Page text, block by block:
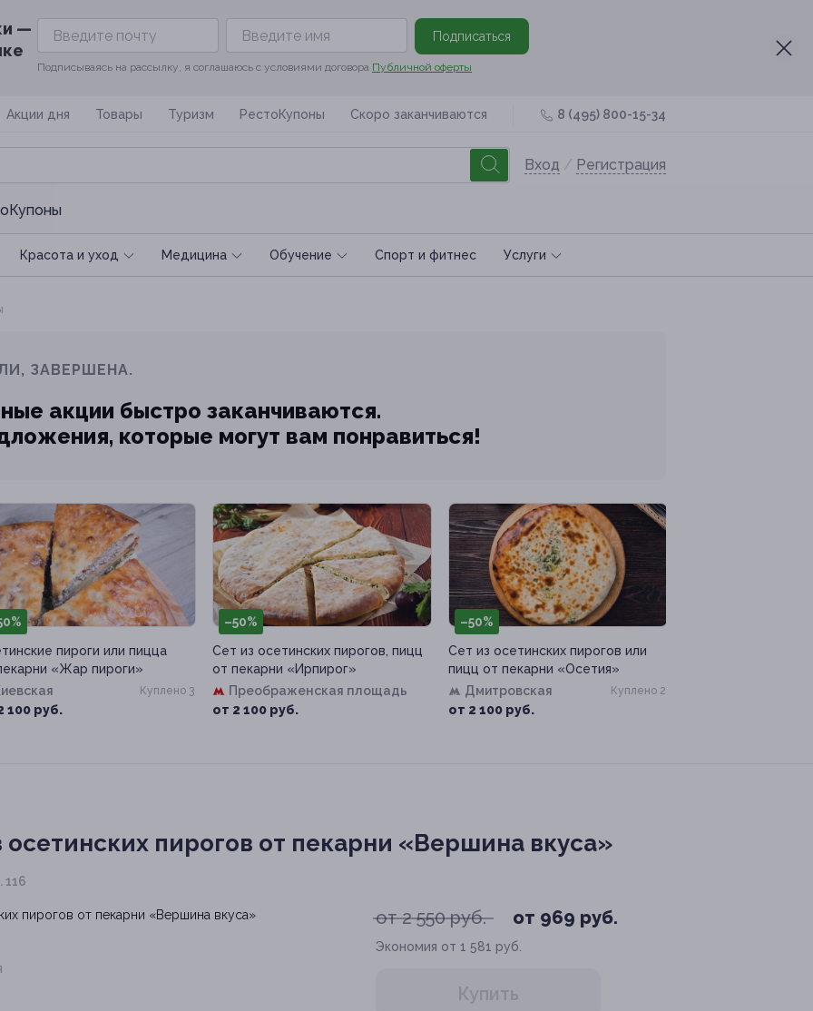
—
Подписаться
Подписываясь на рассылку, я соглашаюсь с условиями договора Публичной оферты
Акции дня Товары Туризм РестоКупоны Скоро заканчиваются 8 (495) 800-15-34
Вход / Регистрация
Красота и уход Медицина Обучение Спoрт и фитнес Услуги
ЗАВЕРШЕНА.
акции быстро заканчиваются.
которые могут вам понравиться!
пироги или пицца
«Жар пироги»
100 руб.
Куплено 3
–50%
Сет из осетинских пирогов, пицц
от пекарни «Ирпирог»
Преображенская площадь
от 2 100 руб.
–50%
Сет из осетинских пирогов или
пицц от пекарни «Осетия»
Дмитровская
от 2 100 руб.
Куплено 2
осетинских пирогов от пекарни «Вершина вкуса»
116
от 2 550 руб. от 969 руб.
Экономия от 1 581 руб.
Купить